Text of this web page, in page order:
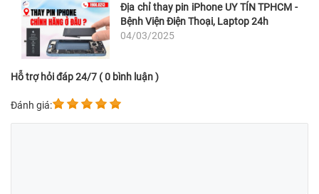
Địa chỉ thay pin iPhone UY TÍN TPHCM -
Bệnh Viện Điện Thoại, Laptop 24h
04/03/2025
Hỗ trợ hỏi đáp 24/7 ( 0 bình luận )
Đánh giá: